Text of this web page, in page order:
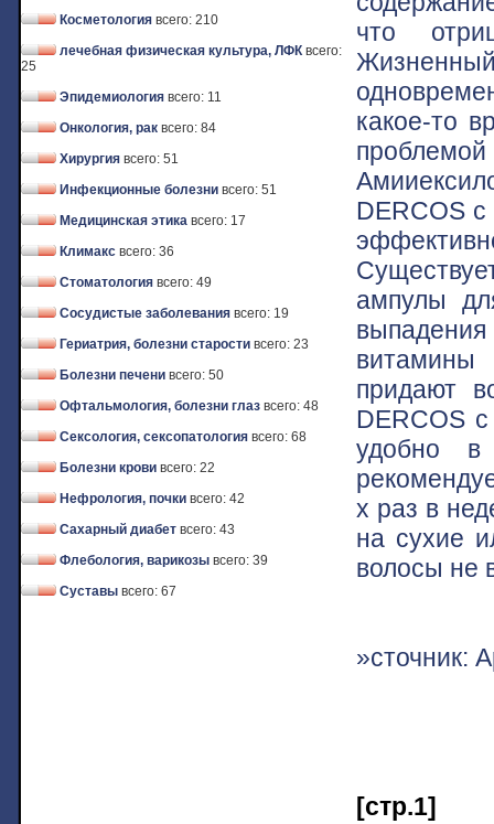
Косметология всего: 210
лечебная физическая культура, ЛФК всего:
25
Эпидемиология всего: 11
Онкология, рак всего: 84
Хирургия всего: 51
Инфекционные болезни всего: 51
Медицинская этика всего: 17
Климакс всего: 36
Стоматология всего: 49
Сосудистые заболевания всего: 19
Гериатрия, болезни старости всего: 23
Болезни печени всего: 50
Офтальмология, болезни глаз всего: 48
Сексология, сексопатология всего: 68
Болезни крови всего: 22
Нефрология, почки всего: 42
Сахарный диабет всего: 43
Флебология, варикозы всего: 39
Суставы всего: 67
что
какое-то
DERCOS
ампулы
придают
DERCOS
удобно в
х раз в
на сухие
волосы не
»сточник:
[стр.1]